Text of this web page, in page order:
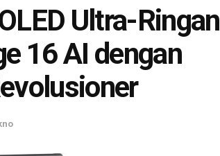
Ultra-Ringan
16 AI dengan